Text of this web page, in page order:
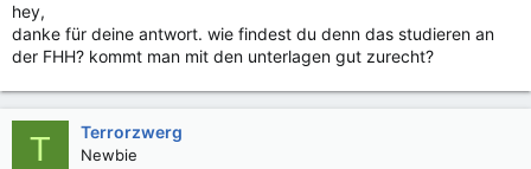
hey,
danke für deine antwort. wie findest du denn das studieren an
der FHH? kommt man mit den unterlagen gut zurecht?
T Terrorzwerg
Newbie